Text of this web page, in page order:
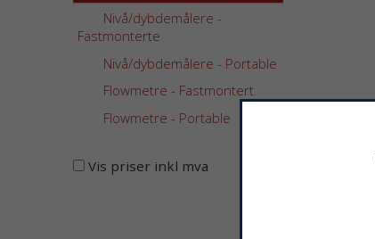
Nivå/dybdemålere -
Fastmonterte
Nivå/dybdemålere - Portable
Flowmetre - Fastmontert
Flowmetre - Portable
Vis priser inkl mva